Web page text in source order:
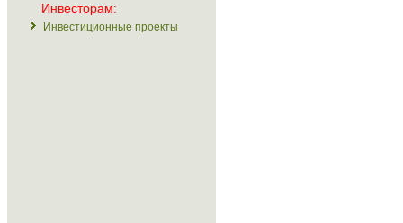
Инвесторам:
Инвестиционные проекты